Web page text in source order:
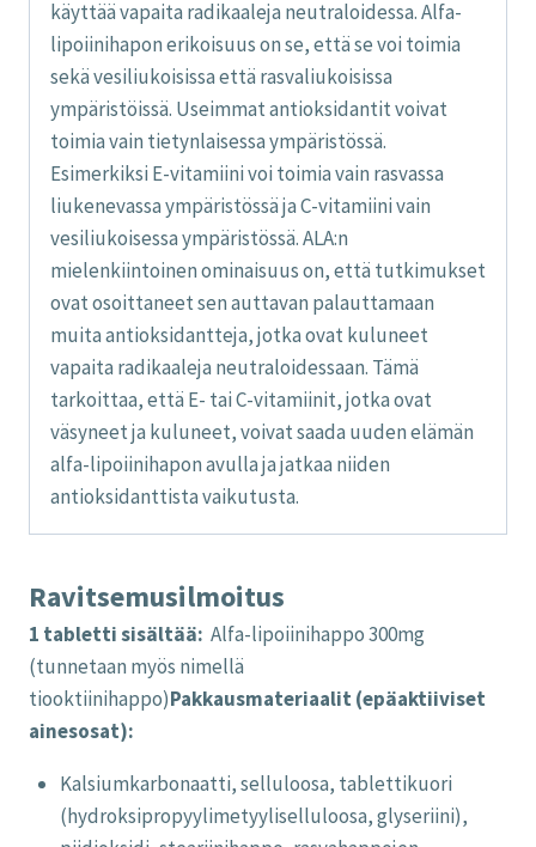
käyttää vapaita radikaaleja neutraloidessa. Alfa-
lipoiinihapon erikoisuus on se, että se voi toimia
sekä vesiliukoisissa että rasvaliukoisissa
ympäristöissä. Useimmat antioksidantit voivat
toimia vain tietynlaisessa ympäristössä.
Esimerkiksi E-vitamiini voi toimia vain rasvassa
liukenevassa ympäristössä ja C-vitamiini vain
vesiliukoisessa ympäristössä. ALA:n
mielenkiintoinen ominaisuus on, että tutkimukset
ovat osoittaneet sen auttavan palauttamaan
muita antioksidantteja, jotka ovat kuluneet
vapaita radikaaleja neutraloidessaan. Tämä
tarkoittaa, että E- tai C-vitamiinit, jotka ovat
väsyneet ja kuluneet, voivat saada uuden elämän
alfa-lipoiinihapon avulla ja jatkaa niiden
antioksidanttista vaikutusta.
Ravitsemusilmoitus
1 tabletti sisältää: Alfa-lipoiinihappo 300mg
(tunnetaan myös nimellä
tiooktiinihappo)Pakkausmateriaalit (epäaktiiviset
ainesosat):
Kalsiumkarbonaatti, selluloosa, tablettikuori
(hydroksipropyylimetyyliselluloosa, glyseriini),